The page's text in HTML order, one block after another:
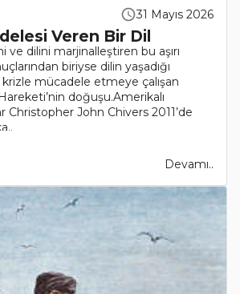
31 Mayıs 2026
Veren Bir Dil
dilini marjinalleştiren bu aşırı
biriyse dilin yaşadığı
krizle mücadele etmeye çalışan
doğuşu.Amerikalı
Christopher John Chivers 2011’de
Devamı..